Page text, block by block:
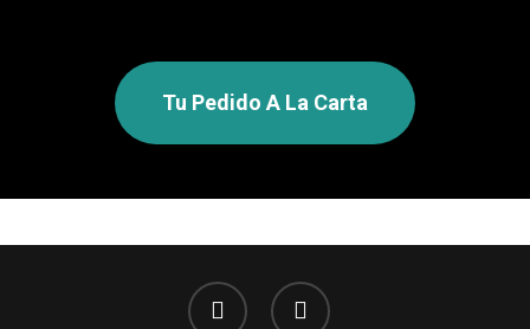
Tu Pedido A La Carta
facebook instagram